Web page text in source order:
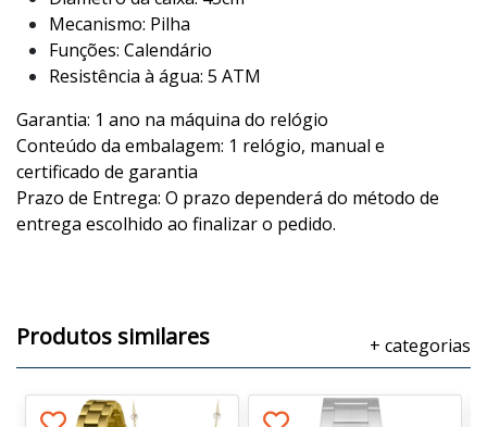
Mecanismo: Pilha
Funções: Calendário
Resistência à água: 5 ATM
Garantia: 1 ano na máquina do relógio
Conteúdo da embalagem: 1 relógio, manual e
certificado de garantia
Prazo de Entrega: O prazo dependerá do método de
entrega escolhido ao finalizar o pedido.
Produtos similares + categorias